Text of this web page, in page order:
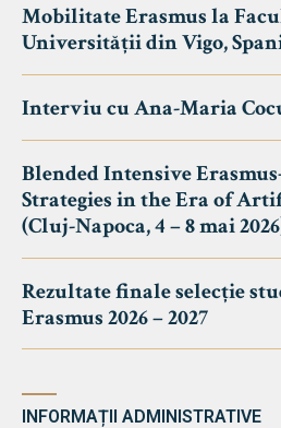
Mobilitate Erasmus la
Universității din Vigo,
Interviu cu Ana-Maria
Blended Intensive
Strategies in the Era of
(Cluj-Napoca, 4 – 8 mai
Rezultate finale selecție
Erasmus 2026 – 2027
INFORMAȚII ADMINISTRATIVE